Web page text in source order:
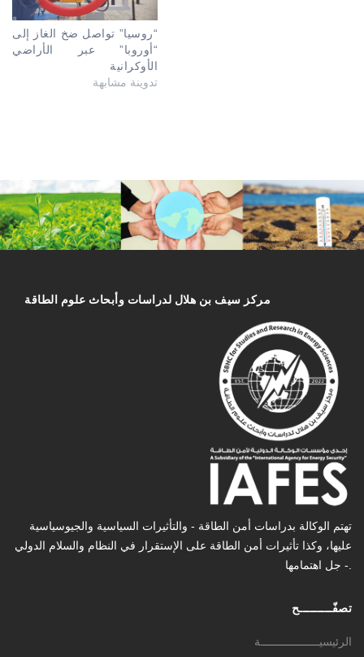
“روسيا” تواصل ضخ الغاز إلى
“أوروبا” عبر الأراضي
الأوكرانية
تدوينة مشابهة
مركز سیف بن هلال لدراسات وأبحاث علوم الطاقة
تهتم الوكالة بدراسات أمن الطاقة - والتأثیرات السیاسیة والجیوسیاسیة
عليها، وكذا تأثیرات أمن الطاقة على الإستقرار في النظام والسلام الدولي
- جل اهتمامها.
تصفّـــــــــح
الرئيسيــــــــــــــــــة